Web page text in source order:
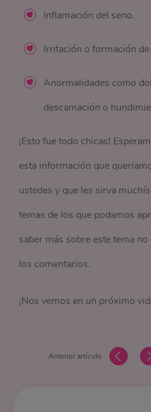
Inflamación del seno.
Irritación o formación
Anormalidades como
descamación o
¡Esto fue todo chicas!
esta información que
ustedes y que les sirva
temas de los que podamos
saber más sobre este tema
los comentarios.
¡Nos vemos en un próximo
Anterior artículo